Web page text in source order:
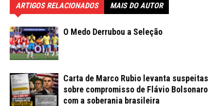
ARTIGOS RELACIONADOS MAIS DO AUTOR
O Medo Derrubou a Seleção
Carta de Marco Rubio levanta suspeitas
sobre compromisso de Flávio Bolsonaro
com a soberania brasileira